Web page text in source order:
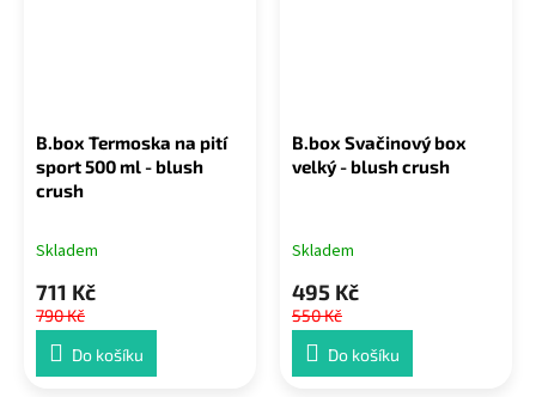
B.box Termoska na pití
sport 500 ml - blush
crush
Skladem
711 Kč
790 Kč
Do košíku
B.box Svačinový box
velký - blush crush
Skladem
495 Kč
550 Kč
Do košíku